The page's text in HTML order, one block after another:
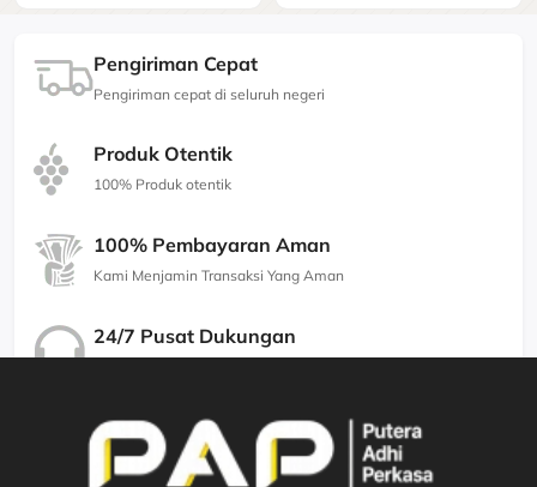
Pengiriman Cepat
Pengiriman cepat di seluruh negeri
Produk Otentik
100% Produk otentik
100% Pembayaran Aman
Kami Menjamin Transaksi Yang Aman
24/7 Pusat Dukungan